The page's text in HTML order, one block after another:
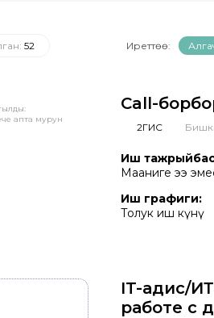
52 Иреттөө:
апта мурун
Call-
2ГИС
Иш
Мааниге ээ
Иш графиги:
Толук иш күнү
IT-адис/
работе с